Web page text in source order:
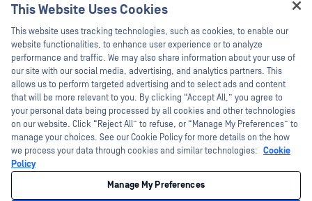
技術文書
トレーニング
脆弱性対策プログラム
パートナー
認証
テクノロジー・パートナー
OPSWAT チャネル パートナー
ホワイトペーパー
無料ツール
©2026OPSWAT . All rights reserved.OPSWAT、MetaDefender、Metascan、
MetaAccess、OPSWAT 、Trust no File. Trust No Device.、OPSWAT 、Protecting the
World's Critical Infrastructure、Deep CDR™ Technology、InQuest、InQuestロゴ、
DFI、RetroHunt、Deep File Inspection、およびJoin the Huntは、OPSWAT の商標
This Website Uses Cookies
This website uses tracking technologies, such as cookies, to enable our
website functionalities, to enhance user experience or to analyze
performance and traffic. We may also share information about your use of
our site with our social media, advertising, and analytics partners. This
allows us to perform targeted advertising and to select ads and content
that will be more relevant to you. By clicking “Accept All,” you agree to
your personal data being processed by all cookies and other technologies
on our website. Click “Reject All” to refuse, or “Manage My Preferences” to
manage your choices. See our Cookie Policy for more details on the how
we process your data through cookies and similar technologies: Cookie
Policy
Manage My Preferences
Hey there!
I'm Ozzy, your OPSWAT virtual assistant.
How can I help you secure what's critical
today?